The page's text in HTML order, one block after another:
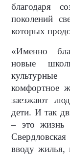
благодаря
поколений
которых
«Именно
новые
комфортное
заезжают
дети. И так
– это жизнь
вводу жилья,